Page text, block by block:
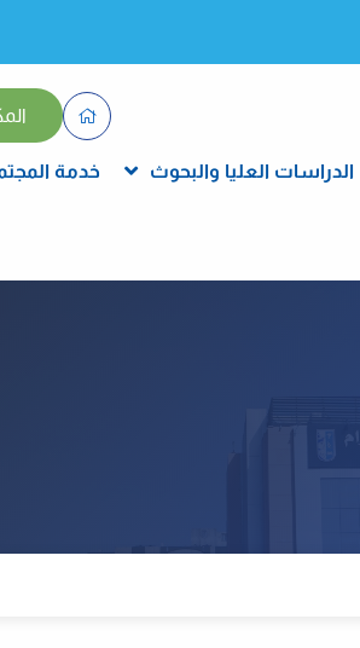
الدراسات العليا والبحوث خدمة